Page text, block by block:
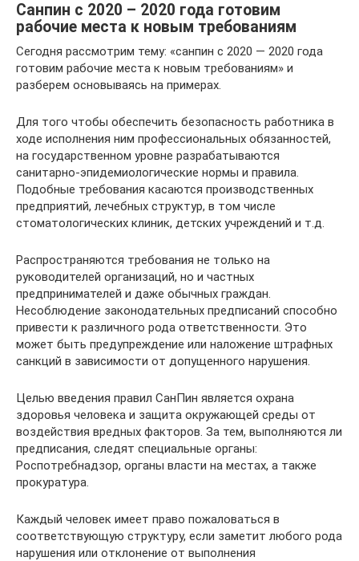
Санпин с 2020 – 2020 года готовим
рабочие места к новым требованиям
Сегодня рассмотрим тему: «санпин с 2020 — 2020 года
готовим рабочие места к новым требованиям» и
разберем основываясь на примерах.
Для того чтобы обеспечить безопасность работника в
ходе исполнения ним профессиональных обязанностей,
на государственном уровне разрабатываются
санитарно-эпидемиологические нормы и правила.
Подобные требования касаются производственных
предприятий, лечебных структур, в том числе
стоматологических клиник, детских учреждений и т.д.
Распространяются требования не только на
руководителей организаций, но и частных
предпринимателей и даже обычных граждан.
Несоблюдение законодательных предписаний способно
привести к различного рода ответственности. Это
может быть предупреждение или наложение штрафных
санкций в зависимости от допущенного нарушения.
Целью введения правил СанПин является охрана
здоровья человека и защита окружающей среды от
воздействия вредных факторов. За тем, выполняются ли
предписания, следят специальные органы:
Роспотребнадзор, органы власти на местах, а также
прокуратура.
Каждый человек имеет право пожаловаться в
соответствующую структуру, если заметит любого рода
нарушения или отклонение от выполнения